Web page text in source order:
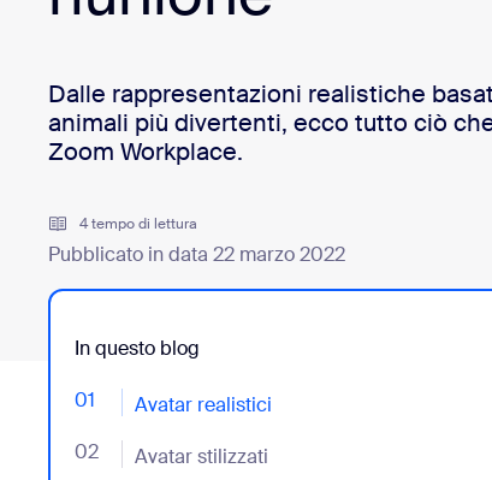
Installa sul desktop
Download center
Contattaci
+1.888.799.9666
Dalle rappresentazioni realistiche
animali più divertenti, ecco tutto ciò
Zoom Workplace.
4 tempo di lettura
Pubblicato in data 22 marzo 2022
In questo blog
01 Avatar realistici
- Jumplink to Avatar realistici
02 Avatar stilizzati
- Jumplink to Avatar stilizzati